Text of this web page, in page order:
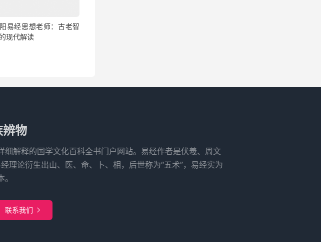
易经思想老师：古老智
现代解读
辨物
解释的国学文化百科全书门户网站。易经作者是伏羲、周文
理论衍生出山、医、命、卜、相，后世称为“五术”，易经实为
联系我们 